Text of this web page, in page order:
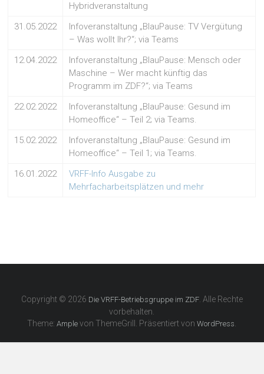
Hybridveranstaltung
31.05.2022
Infoveranstaltung „BlauPause: TV Vergütung
– Was wollt Ihr?“; via Teams
12.04.2022
Infoveranstaltung „BlauPause: Mensch oder
Maschine – Wer macht künftig das
Programm im ZDF?“; via Teams
22.02.2022
Infoveranstaltung „BlauPause: Gesund im
Homeoffice“ – Teil 2; via Teams.
15.02.2022
Infoveranstaltung „BlauPause: Gesund im
Homeoffice“ – Teil 1; via Teams.
16.01.2022
VRFF-Info Ausgabe zu
Mehrfacharbeitsplätzen und mehr
Copyright © 2026 Die VRFF-Betriebsgruppe im ZDF. Alle Rechte
vorbehalten.
Theme:Ample von ThemeGrill. Präsentiert vonWordPress